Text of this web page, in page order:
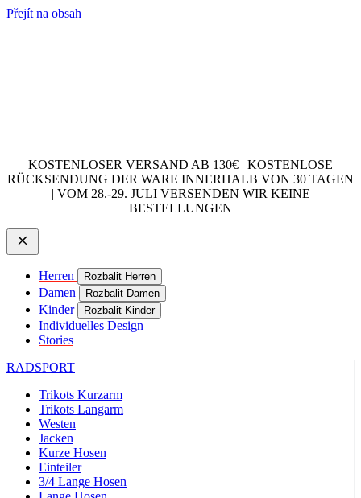
Přejít na obsah
KOSTENLOSER VERSAND AB 130€ | KOSTENLOSE
RÜCKSENDUNG DER WARE INNERHALB VON 30 TAGEN
| VOM 28.-29. JULI VERSENDEN WIR KEINE
BESTELLUNGEN
Herren Rozbalit Herren
Damen Rozbalit Damen
Kinder Rozbalit Kinder
Individuelles Design
Stories
RADSPORT
Trikots Kurzarm
Trikots Langarm
Westen
Jacken
Kurze Hosen
Einteiler
3/4 Lange Hosen